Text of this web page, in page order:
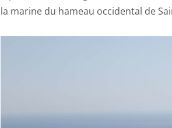
la marine du hameau occidental de